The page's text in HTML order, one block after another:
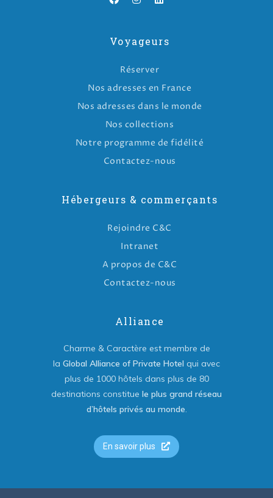
Voyageurs
Réserver
Nos adresses en France
Nos adresses dans le monde
Nos collections
Notre programme de fidélité
Contactez-nous
Hébergeurs & commerçants
Rejoindre C&C
Intranet
A propos de C&C
Contactez-nous
Alliance
Charme & Caractère est membre de
la Global Alliance of Private Hotel qui avec
plus de 1000 hôtels dans plus de 80
destinations constitue le plus grand réseau
d’hôtels privés au monde.
En savoir plus